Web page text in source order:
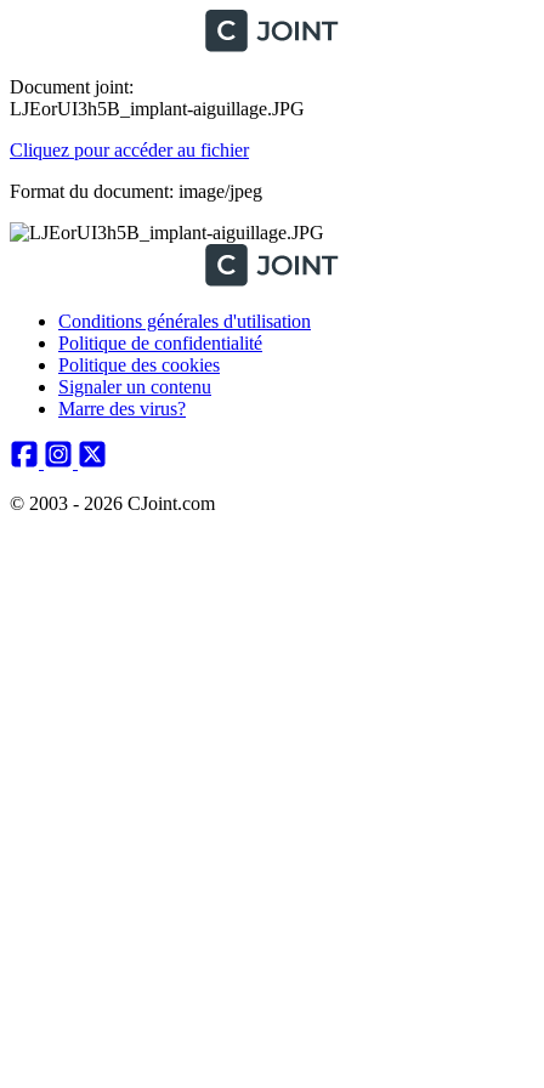
Document joint:
LJEorUI3h5B_implant-aiguillage.JPG
Cliquez pour accéder au fichier
Format du document: image/jpeg
Conditions générales d'utilisation
Politique de confidentialité
Politique des cookies
Signaler un contenu
Marre des virus?
© 2003 - 2026 CJoint.com